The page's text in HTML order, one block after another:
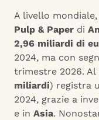
A livello mondiale,
Pulp & Paper di
2,96 miliardi di
2024, ma con
trimestre 2026.
miliardi) registra
2024, grazie a
e in Asia.